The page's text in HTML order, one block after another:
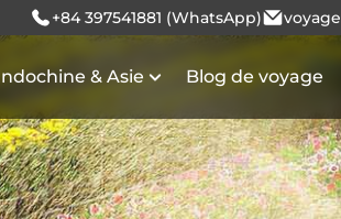
+84 397541881 (WhatsApp)
& Asie Blog de voyage